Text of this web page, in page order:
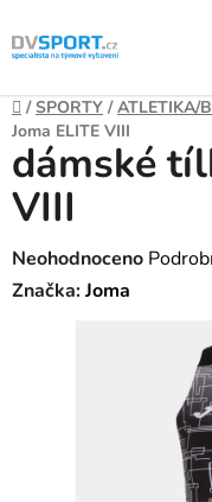
Přejít
na
Domů
/ SPORTY / ATLETIKA/
Joma ELITE VIII
dámské
VIII
Průměrné
hodnocení
Neohodnoceno
Značka:Joma